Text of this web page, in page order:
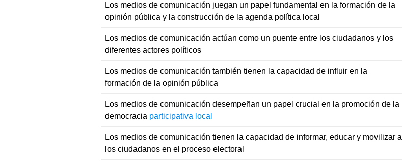
Los medios de comunicación juegan un papel fundamental en la formación de la
opinión pública y la construcción de la agenda política local
Los medios de comunicación actúan como un puente entre los ciudadanos y los
diferentes actores políticos
Los medios de comunicación también tienen la capacidad de influir en la
formación de la opinión pública
Los medios de comunicación desempeñan un papel crucial en la promoción de la
democracia participativa local
Los medios de comunicación tienen la capacidad de informar, educar y movilizar a
los ciudadanos en el proceso electoral